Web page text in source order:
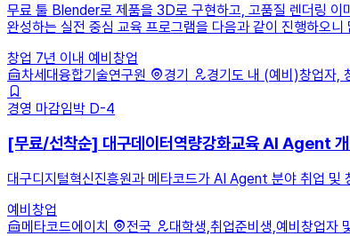
무료 툴 Blender로 제품을 3D로 구현하고, 고품질 렌더링 이
완성하는 실전 중심 교육 프로그램을 다음과 같이 진행하오니
창업 7년 이내 예비창업
차세대융합기술연구원
경기
경기도 내 (예비)창업자,
경영 마감임박 D-4
[무료/선착순] 대구데이터역량강화교육 AI Agent
대구디지털혁신진흥원과 메타코드가 AI Agent 분야 취업 및
예비창업
메타코드에이치
전국
대학생,취업준비생,예비창업자